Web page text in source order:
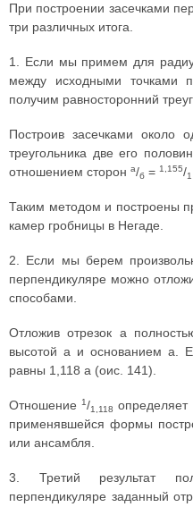
При построении засечками
три различных итога.
1. Если мы примем для
между исходными точками
получим равносторонний
Построив засечками около
треугольника две его
отношением сторон а/б = 1,155/1
Таким методом и построены
камер гробницы в Негаде.
2. Если мы берем
перпендикуляре можно
способами.
Отложив отрезок а
высотой а и основанием а.
равны 1,118 а (оис. 141).
Отношение1/1,118 определяет
применявшейся формы
или ансамбля.
3. Третий результат
перпендикуляре заданный